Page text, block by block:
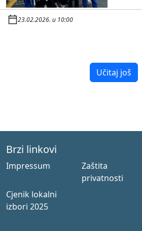
23.02.2026. u 10:00
Učitaj još
Brzi linkovi
Impressum
Zaštita
privatnosti
Cjenik lokalni
izbori 2025